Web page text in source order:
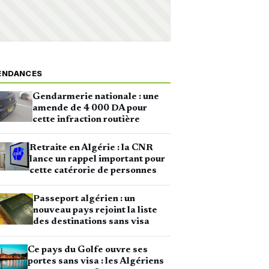
Gendarmerie nationale : une
amende de 4 000 DA pour
cette infraction routière
Retraite en Algérie : la CNR
lance un rappel important pour
cette catérorie de personnes
Passeport algérien : un
nouveau pays rejoint la liste
des destinations sans visa
Ce pays du Golfe ouvre ses
portes sans visa : les Algériens